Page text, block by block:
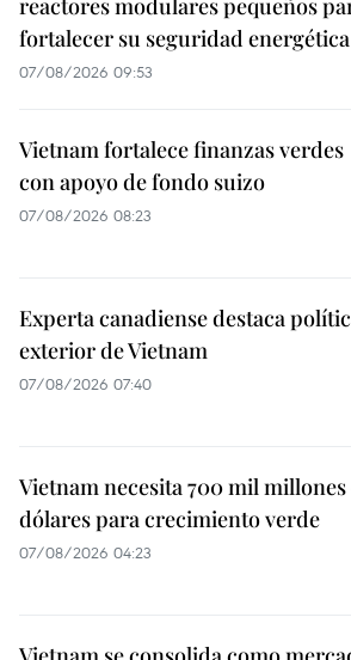
reactores modulares pequeños
fortalecer su seguridad energética
07/08/2026 09:53
Vietnam fortalece finanzas verdes
con apoyo de fondo suizo
07/08/2026 08:23
Experta canadiense destaca
exterior de Vietnam
07/08/2026 07:40
Vietnam necesita 700 mil millones
dólares para crecimiento verde
07/08/2026 04:23